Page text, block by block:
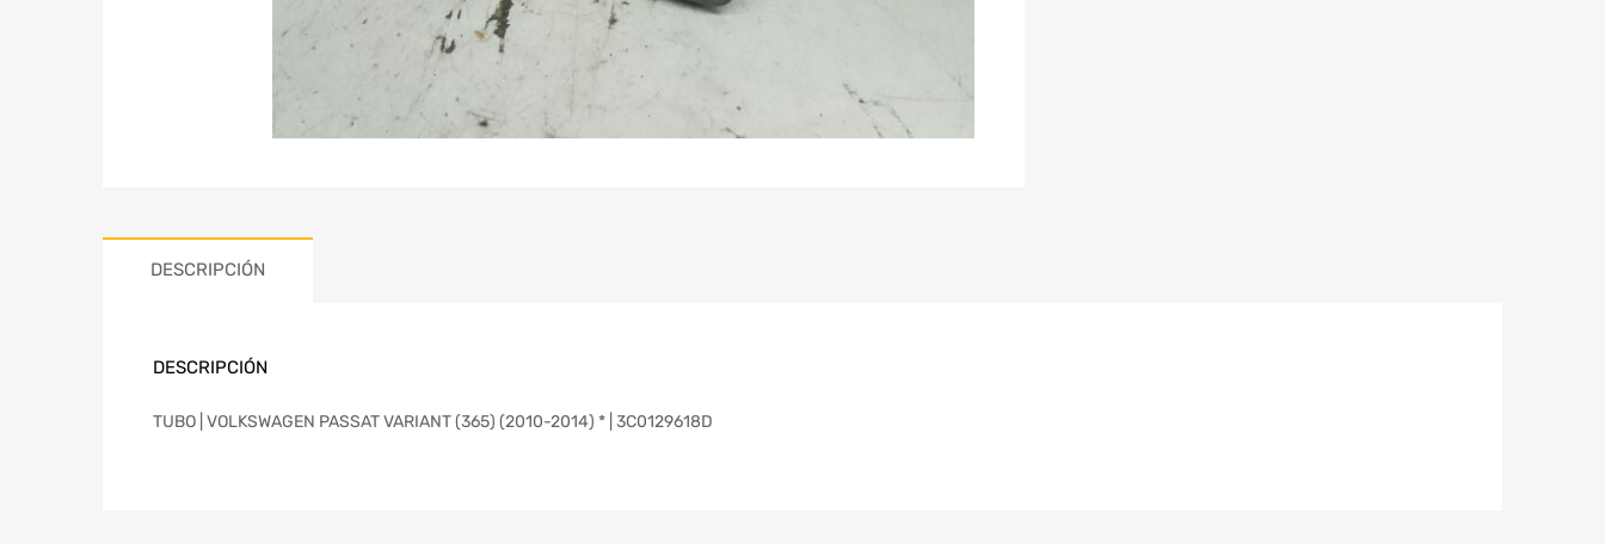
DESCRIPCIÓN
DESCRIPCIÓN
TUBO | VOLKSWAGEN PASSAT VARIANT (365) (2010-2014) * | 3C0129618D